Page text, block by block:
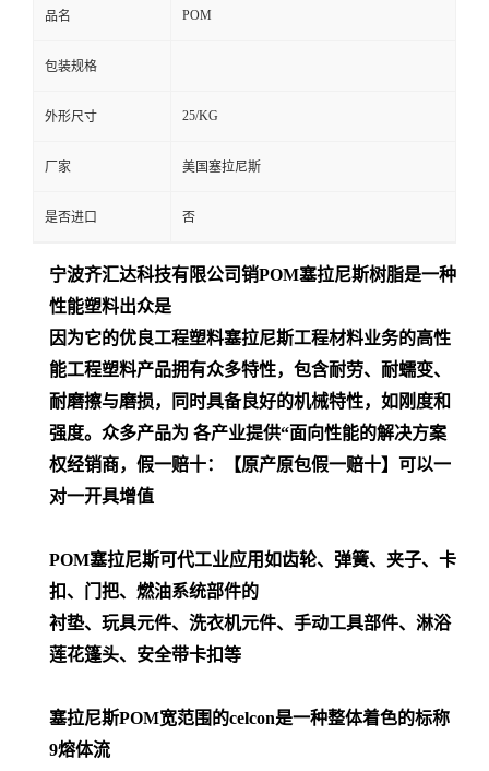
品名 POM
包装规格
外形尺寸 25/KG
厂家 美国塞拉尼斯
是否进口 否
宁波齐汇达科技有限公司销POM塞拉尼斯树脂是一种
性能塑料出众是
因为它的优良工程塑料塞拉尼斯工程材料业务的高性
能工程塑料产品拥有众多特性，包含耐劳、耐蠕变、
耐磨擦与磨损，同时具备良好的机械特性，如刚度和
强度。众多产品为 各产业提供“面向性能的解决方案
权经销商，假一赔十：【原产原包假一赔十】可以一
对一开具增值
POM塞拉尼斯可代工业应用如齿轮、弹簧、夹子、卡
扣、门把、燃油系统部件的
衬垫、玩具元件、洗衣机元件、手动工具部件、淋浴
莲花篷头、安全带卡扣等
塞拉尼斯POM宽范围的celcon是一种整体着色的标称
9熔体流